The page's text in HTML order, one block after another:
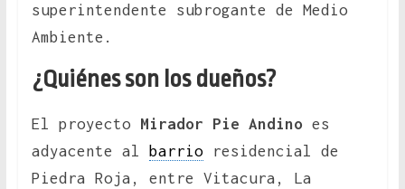
superintendente subrogante de Medio
Ambiente.
¿Quiénes son los dueños?
El proyecto Mirador Pie Andino es
adyacente al barrioresidencial de
Piedra Roja, entre Vitacura, La